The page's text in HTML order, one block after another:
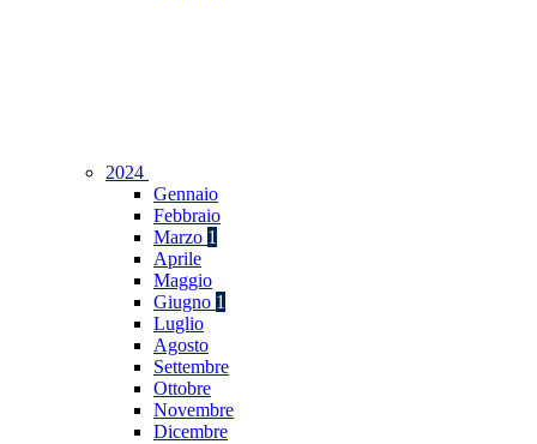
2024
Gennaio
Febbraio
Marzo 1
Aprile
Maggio
Giugno 1
Luglio
Agosto
Settembre
Ottobre
Novembre
Dicembre